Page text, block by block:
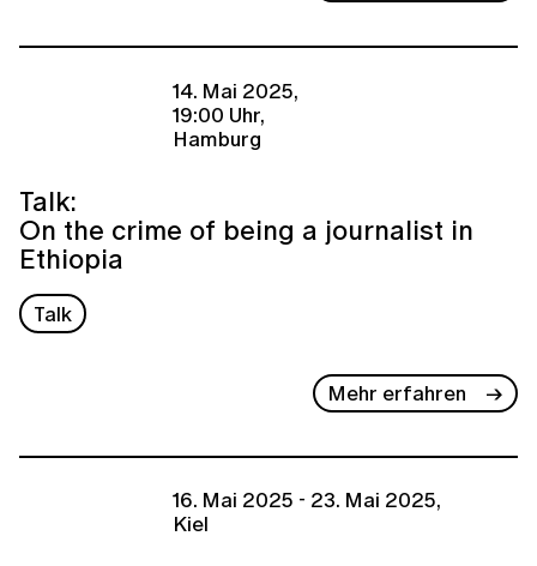
14. Mai 2025,
19:00 Uhr,
Hamburg
Talk:
On the crime of being a journalist in
Ethiopia
Talk
Mehr erfahren
16. Mai 2025 - 23. Mai 2025,
Kiel